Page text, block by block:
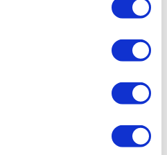
a jak se jim
poplatky
a celkovou splatnou